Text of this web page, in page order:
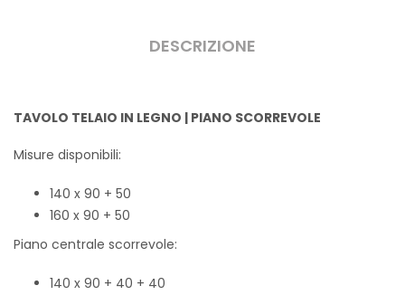
DESCRIZIONE
TAVOLO TELAIO IN LEGNO | PIANO SCORREVOLE
Misure disponibili:
140 x 90 + 50
160 x 90 + 50
Piano centrale scorrevole:
140 x 90 + 40 + 40